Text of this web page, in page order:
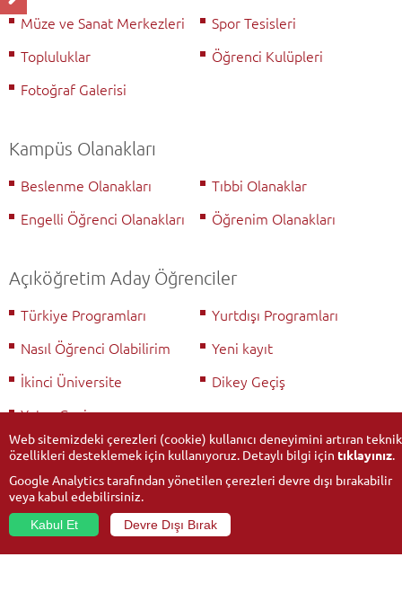
Müze ve Sanat Merkezleri
Spor Tesisleri
Topluluklar
Öğrenci Kulüpleri
Fotoğraf Galerisi
Kampüs Olanakları
Beslenme Olanakları
Tıbbi Olanaklar
Engelli Öğrenci Olanakları
Öğrenim Olanakları
Açıköğretim Aday Öğrenciler
Türkiye Programları
Yurtdışı Programları
Nasıl Öğrenci Olabilirim
Yeni kayıt
İkinci Üniversite
Dikey Geçiş
Yatay Geçiş
Web sitemizdeki çerezleri (cookie) kullanıcı deneyimini artıran teknik
özellikleri desteklemek için kullanıyoruz. Detaylı bilgi için tıklayınız.
Google Analytics tarafından yönetilen çerezleri devre dışı bırakabilir
veya kabul edebilirsiniz.
Kabul Et Devre Dışı Bırak